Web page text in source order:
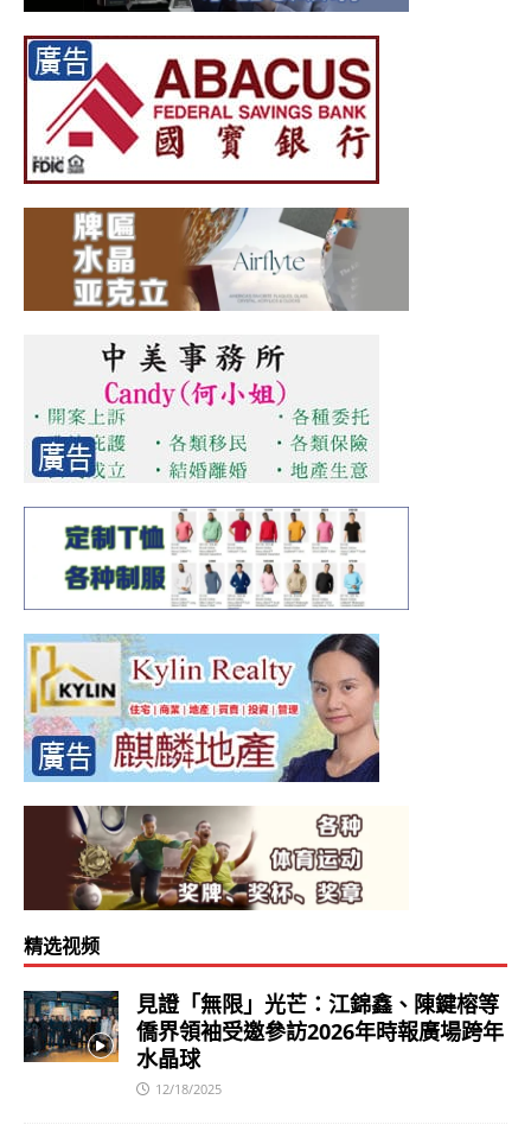
精选视频
見證「無限」光芒：江錦鑫、陳鍵榕等
僑界領袖受邀參訪2026年時報廣場跨年
水晶球
12/18/2025